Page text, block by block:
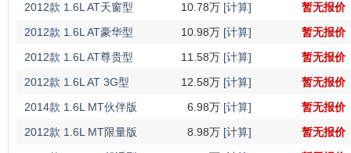
2012款 1.6L AT天窗型
10.78万 [计算]
暂无报价
2012款 1.6L AT豪华型
10.98万 [计算]
暂无报价
2012款 1.6L AT尊贵型
11.58万 [计算]
暂无报价
2012款 1.6L AT 3G型
12.58万 [计算]
暂无报价
2014款 1.6L MT伙伴版
6.98万 [计算]
暂无报价
2012款 1.6L MT限量版
8.98万 [计算]
暂无报价